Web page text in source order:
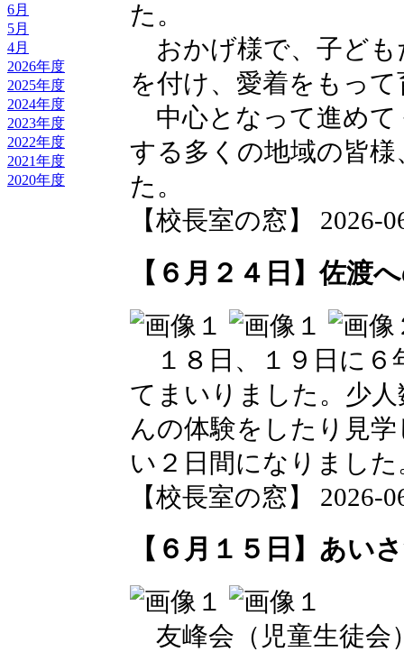
6月
5月
4月
2026年度
2025年度
2024年度
2023年度
2022年度
2021年度
2020年度
た。
おかげ様で、子ども
を付け、愛着をもっ
中心となって進めて
する多くの地域の皆
た。
【校長室の窓】 2026-
【６月２４日】佐渡
１８日、１９日に６
てまいりました。少
んの体験をしたり見
い２日間になりました
【校長室の窓】 2026-
【６月１５日】あい
友峰会（児童生徒会